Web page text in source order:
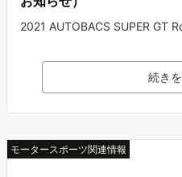
2021 AUTOBACS SUPER GT
続き
モータースポーツ関連情報